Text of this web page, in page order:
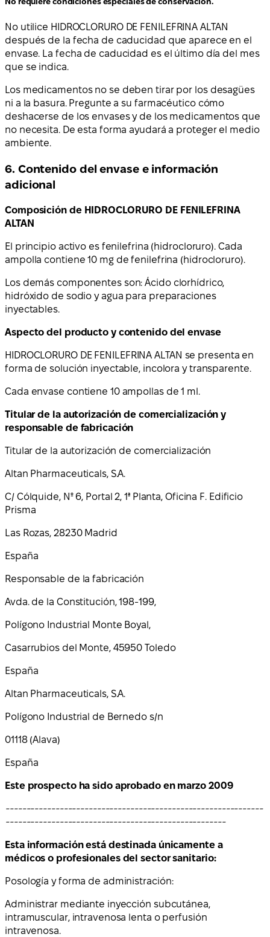
No utilice HIDROCLORURO DE FENILEFRINA ALTAN
después de la fecha de caducidad que aparece en el
envase. La fecha de caducidad es el último día del mes
que se indica.
Los medicamentos no se deben tirar por los desagües
ni a la basura. Pregunte a su farmacéutico cómo
deshacerse de los envases y de los medicamentos que
no necesita. De esta forma ayudará a proteger el medio
ambiente.
6. Contenido del envase e información
adicional
Composición de HIDROCLORURO DE FENILEFRINA
ALTAN
El principio activo es fenilefrina (hidrocloruro). Cada
ampolla contiene 10 mg de fenilefrina (hidrocloruro).
Los demás componentes son: Ácido clorhídrico,
hidróxido de sodio y agua para preparaciones
inyectables.
Aspecto del producto y contenido del envase
HIDROCLORURO DE FENILEFRINA ALTAN se presenta en
forma de solución inyectable, incolora y transparente.
Cada envase contiene 10 ampollas de 1 ml.
Titular de la autorización de comercialización y
responsable de fabricación
Titular de la autorización de comercialización
Altan Pharmaceuticals, S.A.
C/ Cólquide, Nº 6, Portal 2, 1ª Planta, Oficina F. Edificio
Prisma
Las Rozas, 28230 Madrid
España
Responsable de la fabricación
Avda. de la Constitución, 198-199,
Polígono Industrial Monte Boyal,
Casarrubios del Monte, 45950 Toledo
España
Altan Pharmaceuticals, S.A.
Polígono Industrial de Bernedo s/n
01118 (Alava)
España
Este prospecto ha sido aprobado en marzo 2009
--------------------------------------------------------------
-----------------------------------------------------
Esta información está destinada únicamente a
médicos o profesionales del sector sanitario:
Posología y forma de administración:
Administrar mediante inyección subcutánea,
intramuscular, intravenosa lenta o perfusión
intravenosa.